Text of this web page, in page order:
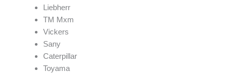
Liebherr
TM Mxm
Vickers
Sany
Caterpillar
Toyama